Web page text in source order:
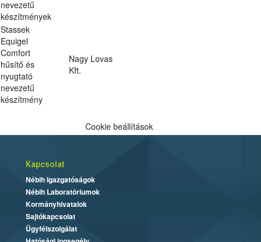
nevezetű
készítmények
Stassek
Equigel
Comfort
hűsítő és
nyugtató
nevezetű
készítmény
Nagy Lovas
Kft.
Cookie beállítások
Kapcsolat
Nébih Igazgatóságok
Nébih Laboratóriumok
Kormányhivatalok
Sajtókapcsolat
Ügyfélszolgálat